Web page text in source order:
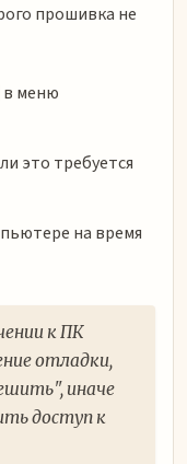
прошивка не
в меню
это требуется
на время
к ПК
отладки,
иначе
доступ к